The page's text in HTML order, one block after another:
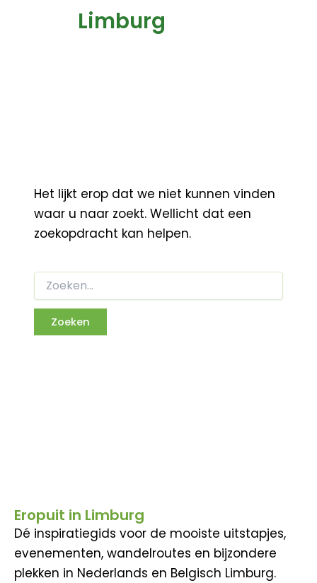
Limburg
Het lijkt erop dat we niet kunnen vinden
waar u naar zoekt. Wellicht dat een
zoekopdracht kan helpen.
Eropuit in Limburg
Dé inspiratiegids voor de mooiste uitstapjes,
evenementen, wandelroutes en bijzondere
plekken in Nederlands en Belgisch Limburg.